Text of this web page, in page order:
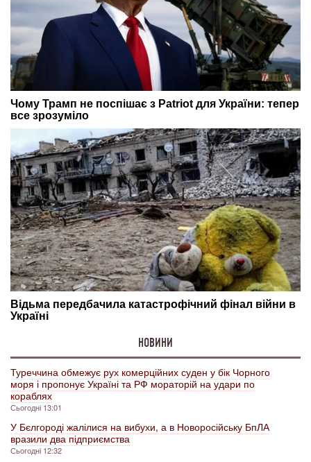
НОВИНИ
Туреччина обмежує рух комерційних суден у бік Чорного
моря і пропонує Україні та РФ мораторій на удари по
кораблях
Сьогодні 13:01
У Бєлгороді жалілися на вибухи, а в Новоросійську БпЛА
вразили два підприємства
Сьогодні 12:32